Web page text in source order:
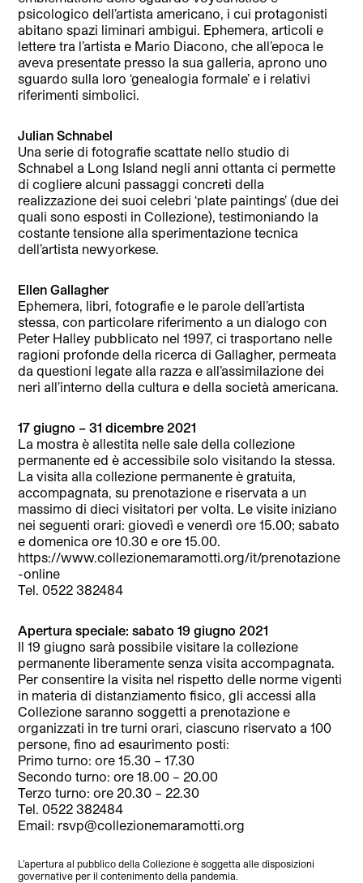
psicologico dell’artista americano, i cui protagonisti
abitano spazi liminari ambigui. Ephemera, articoli e
lettere tra l’artista e Mario Diacono, che all’epoca le
aveva presentate presso la sua galleria, aprono uno
sguardo sulla loro ‘genealogia formale’ e i relativi
riferimenti simbolici.
Julian Schnabel
Una serie di fotografie scattate nello studio di
Schnabel a Long Island negli anni ottanta ci permette
di cogliere alcuni passaggi concreti della
realizzazione dei suoi celebri ‘plate paintings’ (due dei
quali sono esposti in Collezione), testimoniando la
costante tensione alla sperimentazione tecnica
dell’artista newyorkese.
Ellen Gallagher
Ephemera, libri, fotografie e le parole dell’artista
stessa, con particolare riferimento a un dialogo con
Peter Halley pubblicato nel 1997, ci trasportano nelle
ragioni profonde della ricerca di Gallagher, permeata
da questioni legate alla razza e all’assimilazione dei
neri all’interno della cultura e della società americana.
17 giugno – 31 dicembre 2021
La mostra è allestita nelle sale della collezione
permanente ed è accessibile solo visitando la stessa.
La visita alla collezione permanente è gratuita,
accompagnata, su prenotazione e riservata a un
massimo di dieci visitatori per volta. Le visite iniziano
nei seguenti orari: giovedì e venerdì ore 15.00; sabato
e domenica ore 10.30 e ore 15.00.
https://www.collezionemaramotti.org/it/prenotazione
-online
Tel. 0522 382484
Apertura speciale: sabato 19 giugno 2021
Il 19 giugno sarà possibile visitare la collezione
permanente liberamente senza visita accompagnata.
Per consentire la visita nel rispetto delle norme vigenti
in materia di distanziamento fisico, gli accessi alla
Collezione saranno soggetti a prenotazione e
organizzati in tre turni orari, ciascuno riservato a 100
persone, fino ad esaurimento posti:
Primo turno: ore 15.30 – 17.30
Secondo turno: ore 18.00 – 20.00
Terzo turno: ore 20.30 – 22.30
Tel. 0522 382484
Email: rsvp@collezionemaramotti.org
L’apertura al pubblico della Collezione è soggetta alle disposizioni
governative per il contenimento della pandemia.